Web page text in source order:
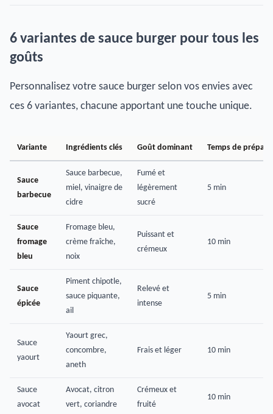
6 variantes de sauce burger pour tous les
goûts
Personnalisez votre sauce burger selon vos envies avec
ces 6 variantes, chacune apportant une touche unique.
Variante Ingrédients clés Goût dominant Temps de
Sauce
barbecue
Sauce barbecue,
miel, vinaigre de
cidre
Fumé et
légèrement
sucré
5 min
Sauce
fromage
bleu
Fromage bleu,
crème fraîche,
noix
Puissant et
crémeux
10 min
Sauce
épicée
Piment chipotle,
sauce piquante,
ail
Relevé et
intense
5 min
Sauce
yaourt
Yaourt grec,
concombre,
aneth
Frais et léger 10 min
Sauce
avocat
Avocat, citron
vert, coriandre
Crémeux et
fruité
10 min